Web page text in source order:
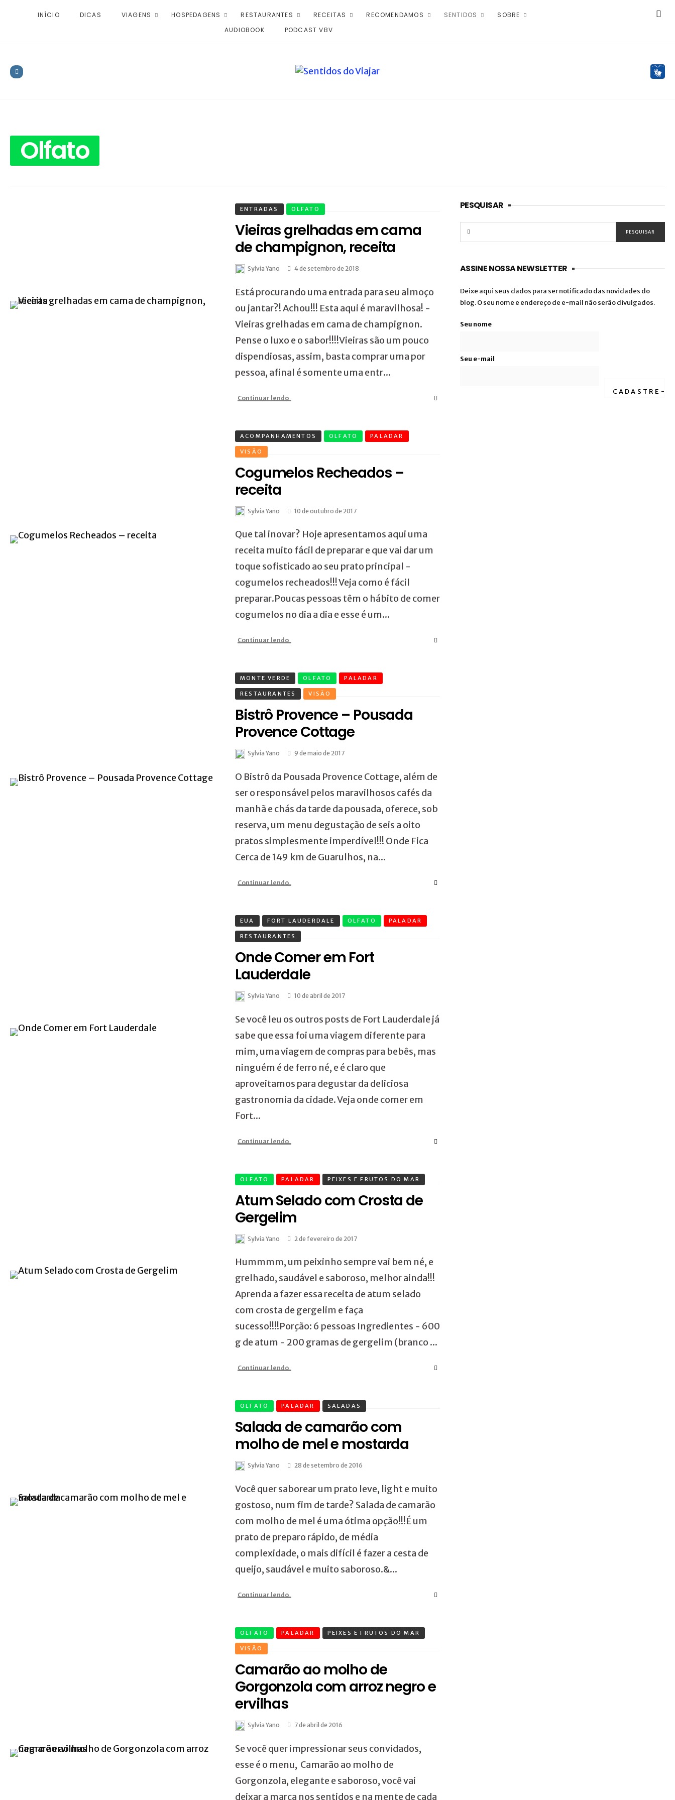
INÍCIO DICAS VIAGENS HOSPEDAGENS RESTAURANTES RECEITAS RECOMENDAMOS SENTIDOS
SOBRE
AUDIOBOOK
PODCAST VBV
Olfato
ENTRADAS OLFATO
Vieiras grelhadas em cama
de champignon, receita
Sylvia Yano 4 de setembro de 2018
Está procurando uma entrada para seu almoço
ou jantar?! Achou!!! Esta aqui é maravilhosa! -
Vieiras grelhadas em cama de champignon.
Pense o luxo e o sabor!!!!Vieiras são um pouco
dispendiosas, assim, basta comprar uma por
pessoa, afinal é somente uma entr...
Continuar lendo
ACOMPANHAMENTOS OLFATO PALADAR
VISÃO
Cogumelos Recheados –
receita
Sylvia Yano 10 de outubro de 2017
Que tal inovar? Hoje apresentamos aqui uma
receita muito fácil de preparar e que vai dar um
toque sofisticado ao seu prato principal -
cogumelos recheados!!! Veja como é fácil
preparar.Poucas pessoas têm o hábito de comer
cogumelos no dia a dia e esse é um...
Continuar lendo
MONTE VERDE OLFATO PALADAR
RESTAURANTES VISÃO
Bistrô Provence – Pousada
Provence Cottage
Sylvia Yano 9 de maio de 2017
O Bistrô da Pousada Provence Cottage, além de
ser o responsável pelos maravilhosos cafés da
manhã e chás da tarde da pousada, oferece, sob
reserva, um menu degustação de seis a oito
pratos simplesmente imperdível!!! Onde Fica
Cerca de 149 km de Guarulhos, na...
Continuar lendo
EUA FORT LAUDERDALE OLFATO PALADAR
RESTAURANTES
Onde Comer em Fort
Lauderdale
Sylvia Yano 10 de abril de 2017
Se você leu os outros posts de Fort Lauderdale já
sabe que essa foi uma viagem diferente para
mim, uma viagem de compras para bebês, mas
ninguém é de ferro né, e é claro que
aproveitamos para degustar da deliciosa
gastronomia da cidade. Veja onde comer em
Fort...
Continuar lendo
OLFATO PALADAR PEIXES E FRUTOS DO MAR
Atum Selado com Crosta de
Gergelim
Sylvia Yano 2 de fevereiro de 2017
Hummmm, um peixinho sempre vai bem né, e
grelhado, saudável e saboroso, melhor ainda!!!
Aprenda a fazer essa receita de atum selado
com crosta de gergelim e faça
sucesso!!!!Porção: 6 pessoas Ingredientes - 600
g de atum - 200 gramas de gergelim (branco ...
Continuar lendo
OLFATO PALADAR SALADAS
Salada de camarão com
molho de mel e mostarda
Sylvia Yano 28 de setembro de 2016
Você quer saborear um prato leve, light e muito
gostoso, num fim de tarde? Salada de camarão
com molho de mel é uma ótima opção!!!É um
prato de preparo rápido, de média
complexidade, o mais difícil é fazer a cesta de
queijo, saudável e muito saboroso.&...
Continuar lendo
OLFATO PALADAR PEIXES E FRUTOS DO MAR
VISÃO
Camarão ao molho de
Gorgonzola com arroz negro e
ervilhas
Sylvia Yano 7 de abril de 2016
Se você quer impressionar seus convidados,
esse é o menu, Camarão ao molho de
Gorgonzola, elegante e saboroso, você vai
deixar a marca nos sentidos e na mente de cada
PESQUISAR
ASSINE NOSSA NEWSLETTER
Deixe aqui seus dados para ser notificado das novidades do
blog. O seu nome e endereço de e-mail não serão divulgados.
Seu nome
Seu e-mail